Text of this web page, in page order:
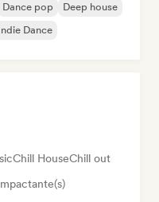
Dance pop
Deep house
Dance
Chill HouseChill out